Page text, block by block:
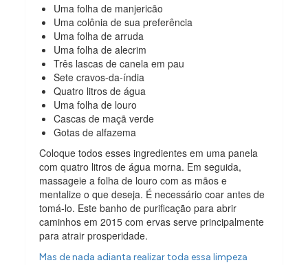
Uma folha de manjericão
Uma colônia de sua preferência
Uma folha de arruda
Uma folha de alecrim
Três lascas de canela em pau
Sete cravos-da-índia
Quatro litros de água
Uma folha de louro
Cascas de maçã verde
Gotas de alfazema
Coloque todos esses ingredientes em uma panela
com quatro litros de água morna. Em seguida,
massageie a folha de louro com as mãos e
mentalize o que deseja. É necessário coar antes de
tomá-lo. Este banho de purificação para abrir
caminhos em 2015 com ervas serve principalmente
para atrair prosperidade.
Mas de nada adianta realizar toda essa limpeza